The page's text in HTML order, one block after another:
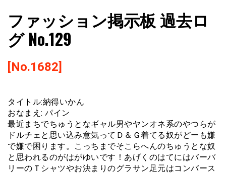
ファショコン通信
ッションとモードを分析するファッション情報サイトです
ファッション掲示板 過去ロ
グ No.129
[No.1682]
タイトル:納得いかん
おなまえ: パイン
最近まちでちゅうとなギャル男やヤンオネ系のやつらが
ドルチェと思い込み意気ってＤ＆Ｇ着てる奴がどーも嫌
で嫌で困ります。こっちまでそこらへんのちゅうとな奴
と思われるのがはがゆいです！あげくのはてにはバーバ
リーのＴシャツやお決まりのグラサン足元はコンバース